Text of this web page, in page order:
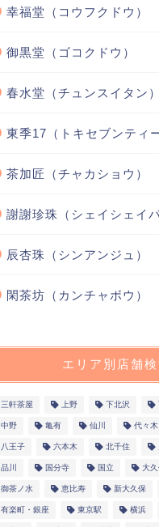
幸福堂（コウフクドウ）
御黒堂（ゴコクドウ）
春水堂（チュンスイタン）
東季17（トキセブンティー
茶加匠（チャカショウ）
謝謝珍珠（シェイシェイパ
辰杏珠（シンアンジュ）
閑茶坊（カンチャボウ）
エリア別店舗検
三軒茶屋 上野 下北沢
中野 亀有 仙川 代々木
八王子 六本木 北千住
品川 国分寺 国立 大
御茶ノ水 恵比寿 新大久保
有楽町・銀座 東京駅 横浜